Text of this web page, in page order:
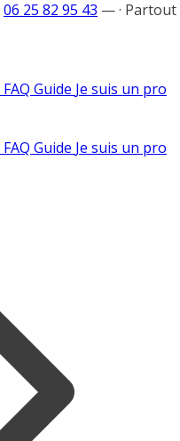
06 25 82 95 43 —· Partout
FAQ Guide Je suis un pro
FAQ Guide Je suis un pro